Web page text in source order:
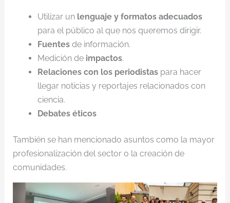
Utilizar un lenguaje y formatos adecuados
para el público al que nos queremos dirigir.
Fuentesde información.
Medición de impactos.
Relaciones con los periodistaspara hacer
llegar noticias y reportajes relacionados con
ciencia.
Debates éticos
También se han mencionado asuntos como la mayor
profesionalización del sector o la creación de
comunidades.